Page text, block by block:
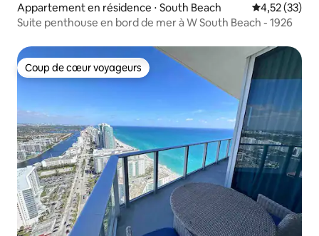
Appartement en résidence ⋅ South Beach Évaluation
4,52 (33)
Suite penthouse en bord de mer à W South Beach - 1926
Coup de cœur voyageurs
Coup de cœur voyageurs